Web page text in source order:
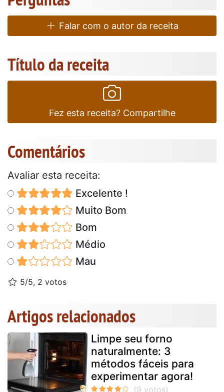
Falar com o autor da receita
Título da receita
Fez esta receita? Compartilhe
Comentários
Avaliar esta receita:
Excelente !
Muito Bom
Bom
Médio
Mau
5/5, 2 votos
Artigos relacionados
Limpe seu forno
naturalmente: 3
métodos fáceis para
experimentar agora!